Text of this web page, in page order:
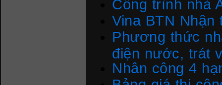
Công trình nhà
Vina BTN Nhận
Phương thức
điện nước, trát
Nhân công 4